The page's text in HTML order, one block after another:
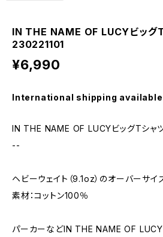
IN THE NAME OF LUCYビッグ
230221101
¥6,990
International shipping available
IN THE NAME OF LUCYビッグTシャ
--
ヘビーウェイト（9.1oz）のオーバーサイ
素材：コットン100％
パーカーなどIN THE NAME OF LUCY